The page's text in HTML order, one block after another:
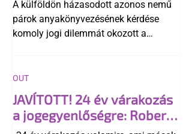
A külföldön házasodott azonos nemű
párok anyakönyvezésének kérdése
komoly jogi dilemmát okozott a
egyértelműen tiltja a házasságuk
elismerését. Közben az ellenzéken belül
is vita robbant ki arról, hogy vissza
kellene-e vonni a kormány konzervatív
JAVÍTOTT! 24 év várakozás
a jogegyenlőségre: Robert
Biedroń megindító üzenete
OUT